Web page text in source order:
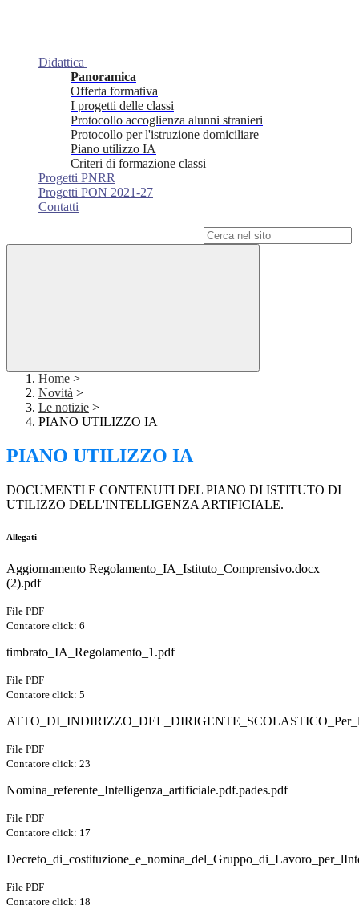
Didattica
Panoramica
Offerta formativa
I progetti delle classi
Protocollo accoglienza alunni stranieri
Protocollo per l'istruzione domiciliare
Piano utilizzo IA
Criteri di formazione classi
Progetti PNRR
Progetti PON 2021-27
Contatti
Home >
Novità >
Le notizie >
PIANO UTILIZZO IA
PIANO UTILIZZO IA
DOCUMENTI E CONTENUTI DEL PIANO DI ISTITUTO DI
UTILIZZO DELL'INTELLIGENZA ARTIFICIALE.
Allegati
Aggiornamento Regolamento_IA_Istituto_Comprensivo.docx
(2).pdf
File PDF
Contatore click: 6
timbrato_IA_Regolamento_1.pdf
File PDF
Contatore click: 5
File PDF
Contatore click: 23
Nomina_referente_Intelligenza_artificiale.pdf.pades.pdf
File PDF
Contatore click: 17
File PDF
Contatore click: 18